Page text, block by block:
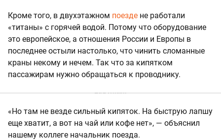
Кроме того, в двухэтажном поезде не работали
«титаны» с горячей водой. Потому что оборудование
это европейское, а отношения России и Европы в
последнее остыли настолько, что чинить сломанные
краны некому и нечем. Так что за кипятком
пассажирам нужно обращаться к проводнику.
«Но там не везде сильный кипяток. На быструю лапшу
еще хватит, а вот на чай или кофе нет», — объяснил
нашему коллеге начальник поезда.